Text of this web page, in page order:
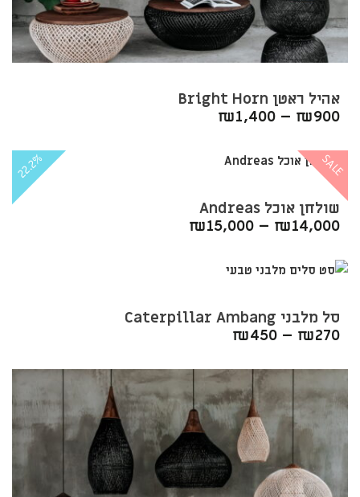
אהיל ראטן Bright Horn
₪900
–
₪1,400
22.2% SALE
שולחן אוכל Andreas
₪14,000
–
₪15,000
סל מלבני Caterpillar Ambang
₪270
–
₪450